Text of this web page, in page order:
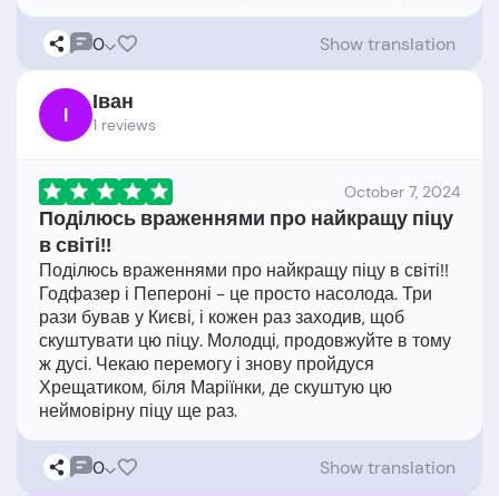
0 Show translation
І Іван
1 reviews
October 7, 2024
Поділюсь враженнями про найкращу піцу
в світі!!
Поділюсь враженнями про найкращу піцу в світі!!
Годфазер і Пепероні - це просто насолода. Три
рази бував у Києві, і кожен раз заходив, щоб
скуштувати цю піцу. Молодці, продовжуйте в тому
ж дусі. Чекаю перемогу і знову пройдуся
Хрещатиком, біля Маріїнки, де скуштую цю
0 Show translation